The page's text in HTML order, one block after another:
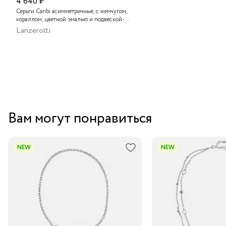
Серьги Caribi асимметричные, с жемчугом,
кораллом, цветной эмалью и подвеской-
крабом
Lanzerotti
Вам могут понравиться
NEW NEW